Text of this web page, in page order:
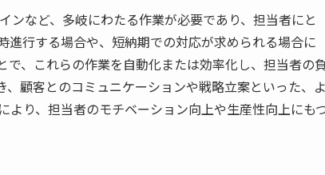
など、多岐にわたる作業が必要であり、担当者にと
進行する場合や、短納期での対応が求められる場合に
、これらの作業を自動化または効率化し、担当者の負
顧客とのコミュニケーションや戦略立案といった、よ
より、担当者のモチベーション向上や生産性向上にも